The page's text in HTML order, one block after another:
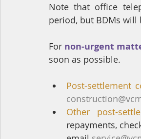
Note that office
period, but BDMs
For non-urgent
soon as possible.
Post-settlement
Other post-
repayments,